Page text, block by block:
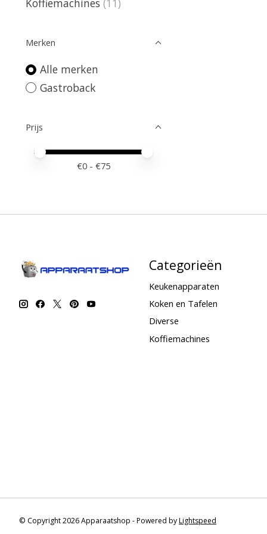
Koffiemachines (11)
Merken
Alle merken
Gastroback
Prijs
Minimale prijswaarde
Price maximum value
€0 - €75
Categorieën
Keukenapparaten
Koken en Tafelen
Diverse
Koffiemachines
© Copyright 2026 Apparaatshop - Powered byLightspeed